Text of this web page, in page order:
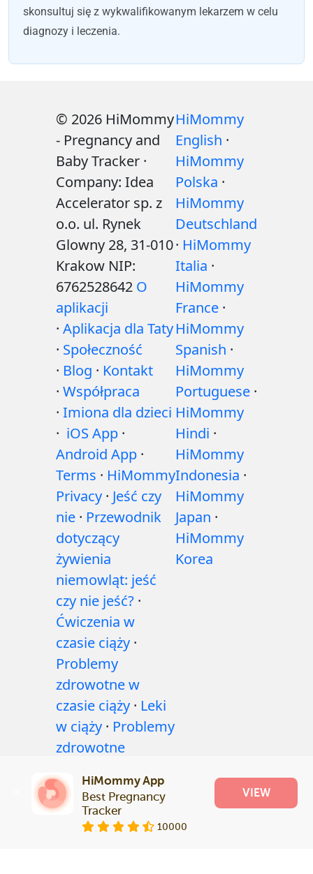
skonsultuj się z wykwalifikowanym lekarzem w celu
diagnozy i leczenia.
© 2026 HiMommy
- Pregnancy and
Baby Tracker ·
Company: Idea
Accelerator sp. z
o.o. ul. Rynek
Glowny 28, 31-010
Krakow NIP:
6762528642 O
aplikacji
· Aplikacja dla Taty
· Społeczność
· Blog · Kontakt
· Współpraca
· Imiona dla dzieci
· iOS App ·
Android App ·
Terms · HiMommy
Privacy · Jeść czy
nie · Przewodnik
dotyczący
żywienia
niemowląt: jeść
czy nie jeść? ·
Ćwiczenia w
czasie ciąży ·
Problemy
zdrowotne w
czasie ciąży · Leki
w ciąży · Problemy
zdrowotne
Artykuły·Polityka
redakcyjna
HiMommy
English ·
HiMommy
Polska ·
HiMommy
Deutschland
· HiMommy
Italia ·
HiMommy
France ·
HiMommy
Spanish ·
HiMommy
Portuguese ·
HiMommy
Hindi ·
HiMommy
Indonesia ·
HiMommy
Japan ·
HiMommy
Korea
HiMommy App
Best Pregnancy
Tracker
10000
VIEW